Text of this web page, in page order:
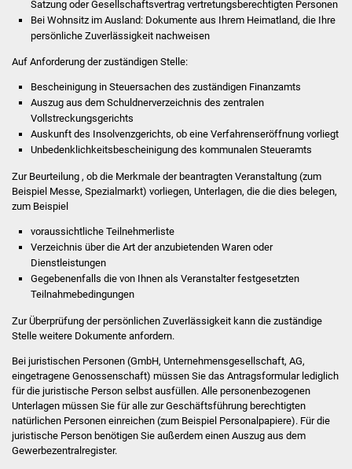
Veranstaltungen
Stadtfest
Ostermarkt
Hallenbad
Stadtbücherei
Vereine und Parteien
Selbsteintrag Vereine
Satzung oder Gesellschaftsvertrag vertretungsberechtigten Personen
Bei Wohnsitz im Ausland: Dokumente aus Ihrem Heimatland, die Ihre
persönliche Zuverlässigkeit nachweisen
Auf Anforderung der zuständigen Stelle:
Bescheinigung in Steuersachen des zuständigen Finanzamts
Auszug aus dem Schuldnerverzeichnis des zentralen
Vollstreckungsgerichts
Auskunft des Insolvenzgerichts, ob eine Verfahrenseröffnung vorliegt
Unbedenklichkeitsbescheinigung des kommunalen Steueramts
Zur Beurteilung , ob die Merkmale der beantragten Veranstaltung (zum
Beispiel Messe, Spezialmarkt) vorliegen, Unterlagen, die die dies belegen,
zum Beispiel
voraussichtliche Teilnehmerliste
Verzeichnis über die Art der anzubietenden Waren oder
Dienstleistungen
Gegebenenfalls die von Ihnen als Veranstalter festgesetzten
Teilnahmebedingungen
Zur Überprüfung der persönlichen Zuverlässigkeit kann die zuständige
Stelle weitere Dokumente anfordern.
Bei juristischen Personen (GmbH, Unternehmensgesellschaft, AG,
eingetragene Genossenschaft) müssen Sie das Antragsformular lediglich
für die juristische Person selbst ausfüllen. Alle personenbezogenen
Unterlagen müssen Sie für alle zur Geschäftsführung berechtigten
natürlichen Personen einreichen (zum Beispiel Personalpapiere). Für die
juristische Person benötigen Sie außerdem einen Auszug aus dem
Gewerbezentralregister.